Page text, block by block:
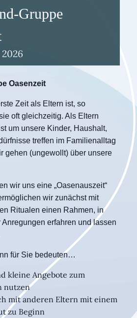
Gruppe
2026
Oasenzeit
Zeit als Eltern ist, so
oft gleichzeitig. Als Eltern
um unsere Kinder, Haushalt,
treffen im Familienalltag
gehen (ungewollt) über unsere
wir uns eine „Oasenauszeit“
wir zunächst mit
Ritualen einen Rahmen, in
erfahren und lassen
für Sie bedeuten…
kleine Angebote zum
nutzen
mit anderen Eltern mit einem
zu Beginn